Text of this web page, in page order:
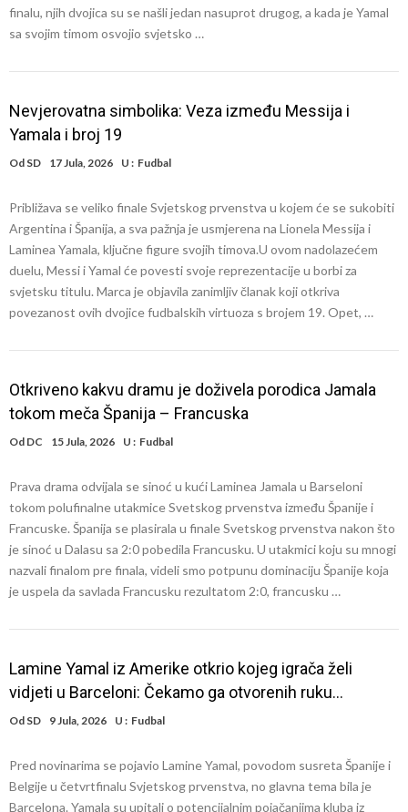
finalu, njih dvojica su se našli jedan nasuprot drugog, a kada je Yamal
sa svojim timom osvojio svjetsko …
Nevjerovatna simbolika: Veza između Messija i
Yamala i broj 19
Od SD 17 Jula, 2026 U : Fudbal
Približava se veliko finale Svjetskog prvenstva u kojem će se sukobiti
Argentina i Španija, a sva pažnja je usmjerena na Lionela Messija i
Laminea Yamala, ključne figure svojih timova.U ovom nadolazećem
duelu, Messi i Yamal će povesti svoje reprezentacije u borbi za
svjetsku titulu. Marca je objavila zanimljiv članak koji otkriva
povezanost ovih dvojice fudbalskih virtuoza s brojem 19. Opet, …
Otkriveno kakvu dramu je doživela porodica Jamala
tokom meča Španija – Francuska
Od DC 15 Jula, 2026 U : Fudbal
Prava drama odvijala se sinoć u kući Laminea Jamala u Barseloni
tokom polufinalne utakmice Svetskog prvenstva između Španije i
Francuske. Španija se plasirala u finale Svetskog prvenstva nakon što
je sinoć u Dalasu sa 2:0 pobedila Francusku. U utakmici koju su mnogi
nazvali finalom pre finala, videli smo potpunu dominaciju Španije koja
je uspela da savlada Francusku rezultatom 2:0, francusku …
Lamine Yamal iz Amerike otkrio kojeg igrača želi
vidjeti u Barceloni: Čekamo ga otvorenih ruku…
Od SD 9 Jula, 2026 U : Fudbal
Pred novinarima se pojavio Lamine Yamal, povodom susreta Španije i
Belgije u četvrtfinalu Svjetskog prvenstva, no glavna tema bila je
Barcelona. Yamala su upitali o potencijalnim pojačanjima kluba iz